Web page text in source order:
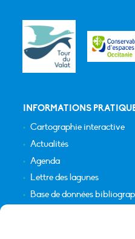
INFORMATIONS
Cartographie interactive
Actualités
Agenda
Lettre des lagunes
Base de données